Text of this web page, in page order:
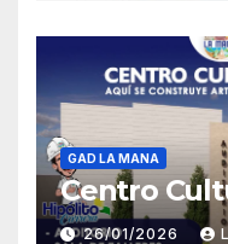
GAD LA MANA
Centro
26/01/2026